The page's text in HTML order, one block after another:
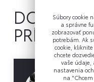
Súbory cookie
a správne
zobrazovať
potrebám. Ak
cookie,
chcete
vaše údaje,
nastavenia
na